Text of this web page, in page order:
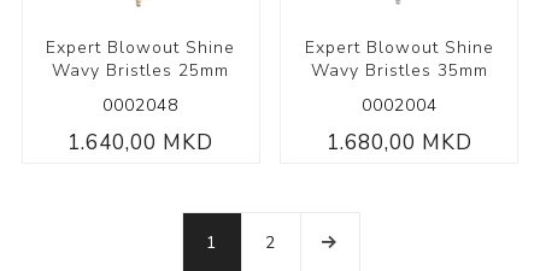
Expert Blowout Shine
Wavy Bristles 25mm
0002048
1.640,00 MKD
Expert Blowout Shine
Wavy Bristles 35mm
0002004
1.680,00 MKD
1 2